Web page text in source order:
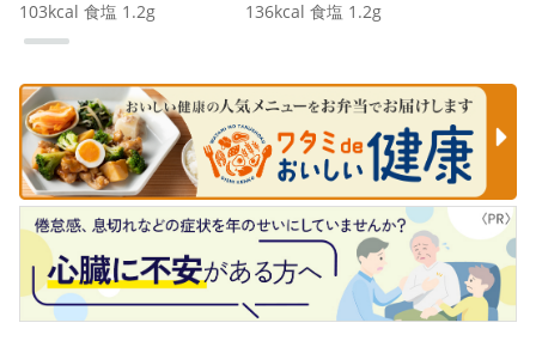
103kcal 食塩 1.2g 136kcal 食塩 1.2g